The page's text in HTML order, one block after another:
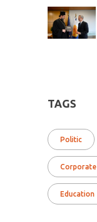
TAGS
Politic
Corporate
Education